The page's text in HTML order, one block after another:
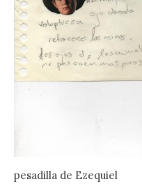
pesadilla de Ezequiel